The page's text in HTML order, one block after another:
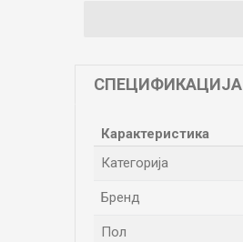
СПЕЦИФИКАЦИЈА
Карактеристика
Категорија
Бренд
Пол